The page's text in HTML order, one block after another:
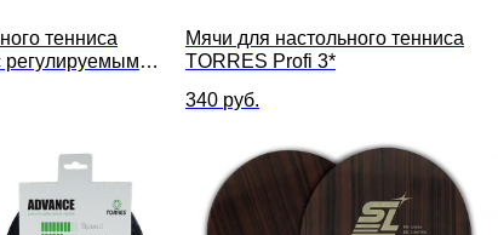
тенниса
регулируемым
Мячи для настольного тенниса
TORRES Profi 3*
340 руб.